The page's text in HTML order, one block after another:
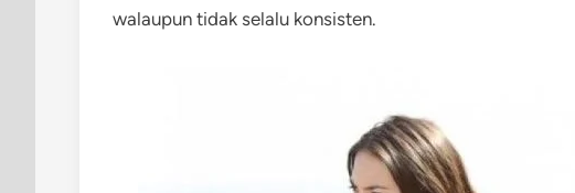
walaupun tidak selalu konsisten.